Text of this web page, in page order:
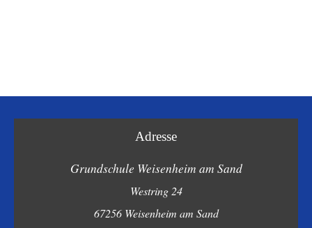
Adresse
Grundschule Weisenheim am Sand
Westring 24
67256 Weisenheim am Sand